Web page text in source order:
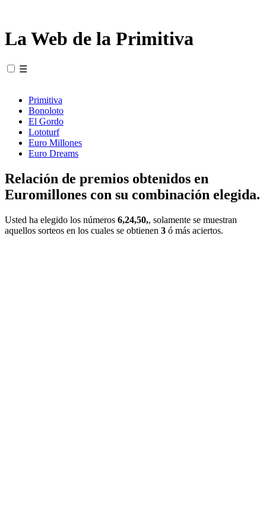
La Web de la Primitiva
☰
Primitiva
Bonoloto
El Gordo
Lototurf
Euro Millones
Euro Dreams
Relación de premios obtenidos en
Euromillones con su combinación elegida.
Usted ha elegido los números 6,24,50,, solamente se muestran
aquellos sorteos en los cuales se obtienen 3 ó más aciertos.